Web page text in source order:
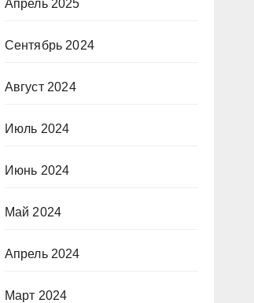
Апрель 2025
Сентябрь 2024
Август 2024
Июль 2024
Июнь 2024
Май 2024
Апрель 2024
Март 2024